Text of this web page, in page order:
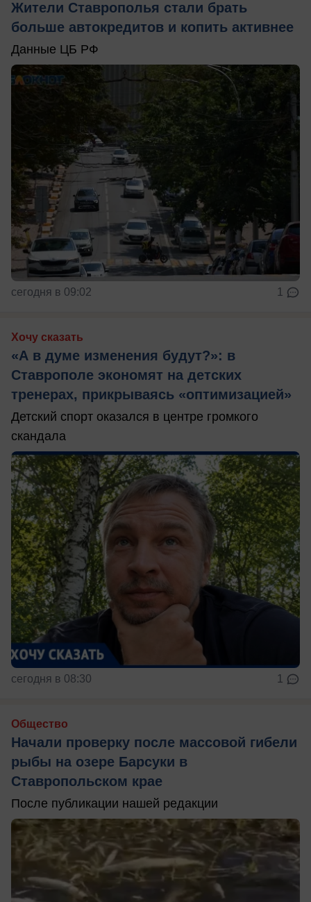
Жители Ставрополья стали брать
больше автокредитов и копить активнее
Данные ЦБ РФ
сегодня в 09:02 1
Хочу сказать
«А в думе изменения будут?»: в
Ставрополе экономят на детских
тренерах, прикрываясь «оптимизацией»
Детский спорт оказался в центре громкого
скандала
сегодня в 08:30 1
Общество
Начали проверку после массовой гибели
рыбы на озере Барсуки в
Ставропольском крае
После публикации нашей редакции